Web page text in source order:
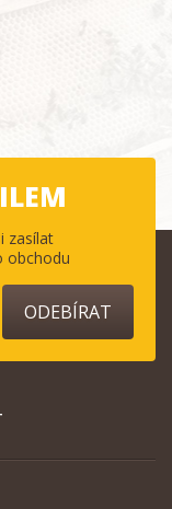
zasílat
obchodu
ODEBÍRAT